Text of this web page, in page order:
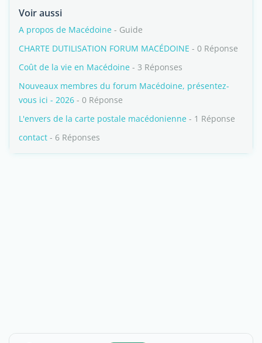
Voir aussi
A propos de Macédoine - Guide
CHARTE DUTILISATION FORUM MACÉDOINE - 0 Réponse
Coût de la vie en Macédoine - 3 Réponses
Nouveaux membres du forum Macédoine, présentez-
vous ici - 2026 - 0 Réponse
L'envers de la carte postale macédonienne - 1 Réponse
contact - 6 Réponses